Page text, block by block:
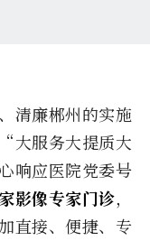
清廉郴州的实施
大服务大提质大
响应医院党委号
影像专家门诊，
直接、便捷、专